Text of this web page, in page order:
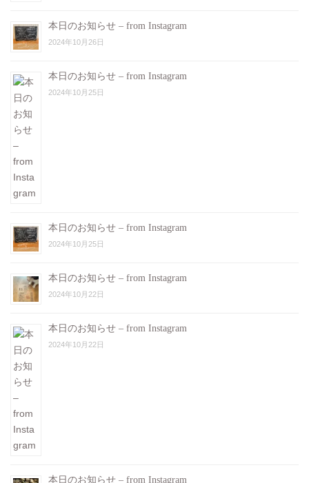
本日のお知らせ – from Instagram
2024年10月26日
本日のお知らせ – from Instagram
2024年10月25日
本日のお知らせ – from Instagram
2024年10月25日
本日のお知らせ – from Instagram
2024年10月22日
本日のお知らせ – from Instagram
2024年10月22日
本日のお知らせ – from Instagram